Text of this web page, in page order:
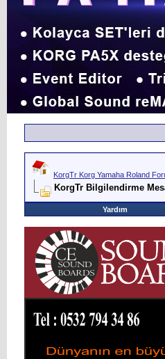
KorgTr Korg Yamaha Roland
KorgTr Bilgilendirme
Yardım